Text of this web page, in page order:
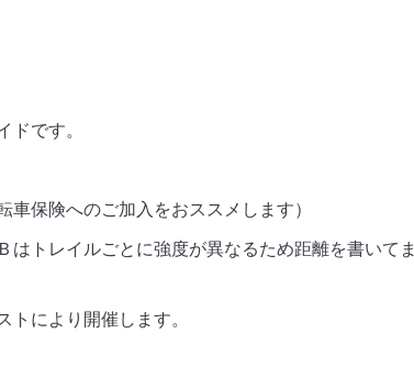
ドです。
保険へのご加入をおススメします）
トレイルごとに強度が異なるため距離を書いてま
トにより開催します。